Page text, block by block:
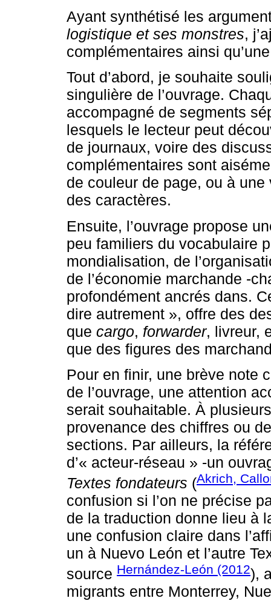
Ayant synthétisé les
logistique et ses monstres,
complémentaires ainsi
Tout d’abord, je souhaite
singulière de l’ouvrage.
accompagné de segments
lesquels le lecteur peut
de journaux, voire des
complémentaires sont
de couleur de page, ou à
des caractères.
Ensuite, l’ouvrage propose
peu familiers du vocabulaire
mondialisation, de
de l’économie marchande -
profondément ancrés dans.
dire autrement », offre des
que cargo, forwarder, livreur,
que des figures des
Pour en finir, une brève note
de l’ouvrage, une attention
serait souhaitable. À
provenance des chiffres ou
sections. Par ailleurs, la
d’« acteur-réseau » -un
Textes fondateurs (Akrich,
confusion si l’on ne précise
de la traduction donne lieu à
une confusion claire dans
un à Nuevo León et l’autre
source Hernández-León (2012),
migrants entre Monterrey,